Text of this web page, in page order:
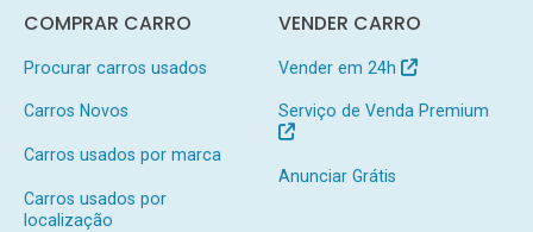
COMPRAR CARRO
Procurar carros usados
Carros Novos
Carros usados por marca
Carros usados por
localização
VENDER CARRO
Vender em 24h
Serviço de Venda Premium
Anunciar Grátis